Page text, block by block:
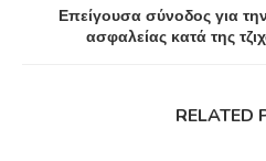
Επείγουσα σύνοδος για
ασφαλείας κατά της
RELATED